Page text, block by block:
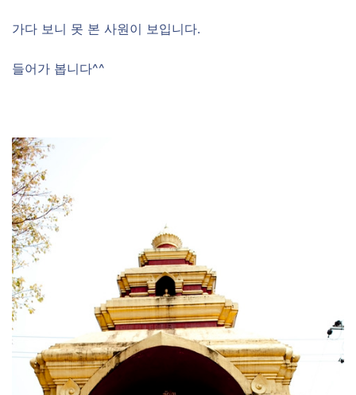
가다 보니 못 본 사원이 보입니다.
들어가 봅니다^^